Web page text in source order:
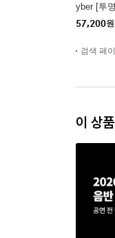
yber [투
57,200원
검색 페
이 상